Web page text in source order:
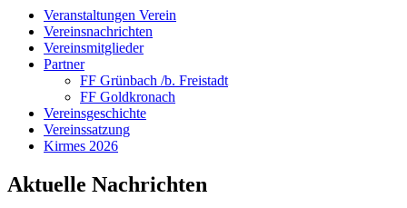
Veranstaltungen Verein
Vereinsnachrichten
Vereinsmitglieder
Partner
FF Grünbach /b. Freistadt
FF Goldkronach
Vereinsgeschichte
Vereinssatzung
Kirmes 2026
Aktuelle Nachrichten